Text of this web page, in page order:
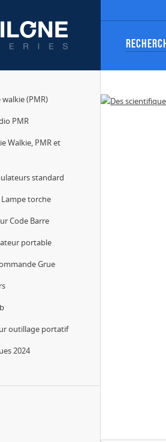
(PMR)
PMR
Walkie, PMR et
standard
torche
Code Barre
portable
Grue
outillage portatif
2024